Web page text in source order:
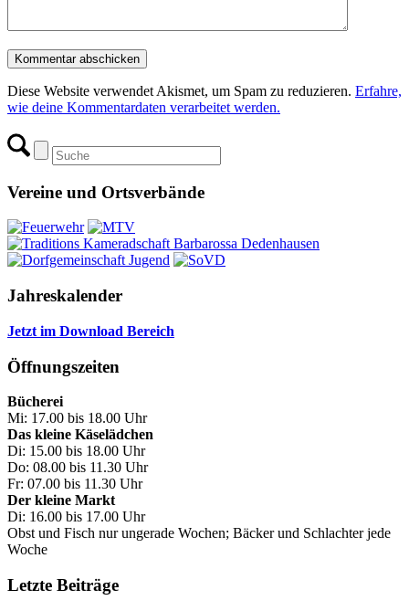
Diese Website verwendet Akismet, um Spam zu reduzieren. Erfahre,
wie deine Kommentardaten verarbeitet werden.
Vereine und Ortsverbände
Jahreskalender
Jetzt im Download Bereich
Öffnungszeiten
Bücherei
Mi: 17.00 bis 18.00 Uhr
Das kleine Käselädchen
Di: 15.00 bis 18.00 Uhr
Do: 08.00 bis 11.30 Uhr
Fr: 07.00 bis 11.30 Uhr
Der kleine Markt
Di: 16.00 bis 17.00 Uhr
Obst und Fisch nur ungerade Wochen; Bäcker und Schlachter jede
Woche
Letzte Beiträge